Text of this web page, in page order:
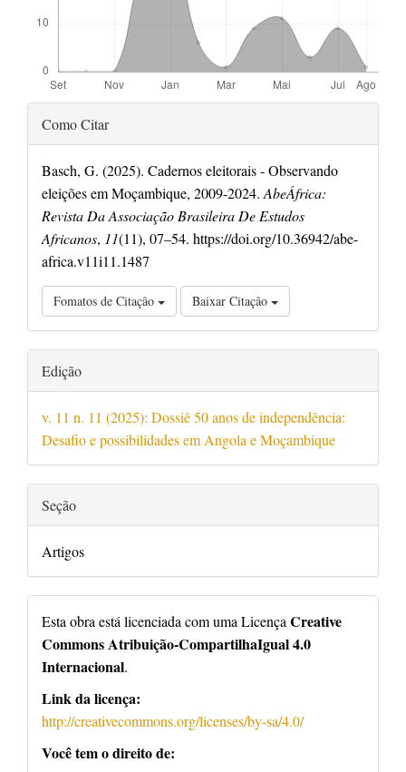
Detalhes
do
artigo
Como Citar
Basch, G. (2025). Cadernos eleitorais - Observando
eleições em Moçambique, 2009-2024. AbeÁfrica:
Revista Da Associação Brasileira De Estudos
Africanos, 11(11), 07–54. https://doi.org/10.36942/abe-
africa.v11i11.1487
Fomatos de Citação Baixar Citação
Edição
v. 11 n. 11 (2025): Dossiê 50 anos de independência:
Desafio e possibilidades em Angola e Moçambique
Seção
Artigos
Esta obra está licenciada com uma Licença Creative
Commons Atribuição-CompartilhaIgual 4.0
Internacional.
Link da licença:
http://creativecommons.org/licenses/by-sa/4.0/
Você tem o direito de: